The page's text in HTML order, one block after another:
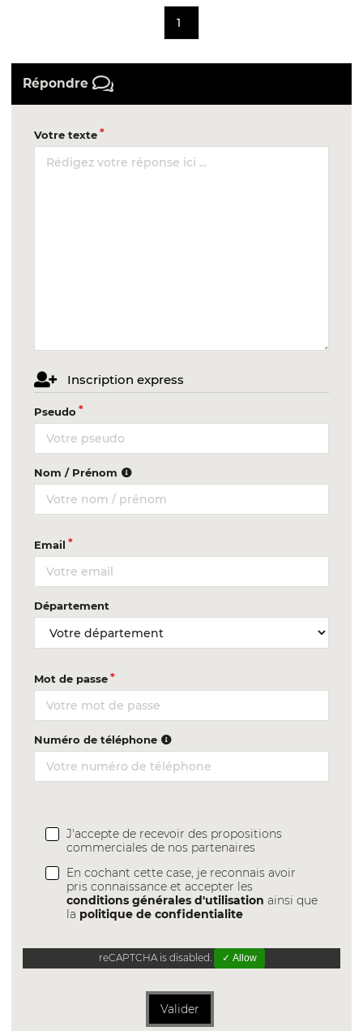
1
Répondre
Votre texte
Inscription express
Pseudo
Nom / Prénom
Email
Département
Mot de passe
Numéro de téléphone
J'accepte de recevoir des propositions
commerciales de nos partenaires
En cochant cette case, je reconnais avoir
pris connaissance et accepter les
conditions générales d'utilisation ainsi que
la politique de confidentialite
reCAPTCHA is disabled. ✓ Allow
Valider